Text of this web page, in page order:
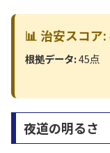
📊 治安スコア:
根拠データ:45点
夜道の明るさ